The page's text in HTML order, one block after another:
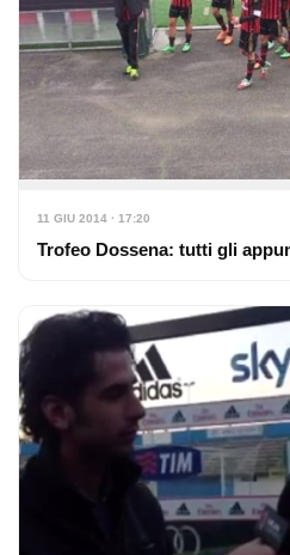
11 GIU 2014 · 17:20
Trofeo Dossena: tutti gli